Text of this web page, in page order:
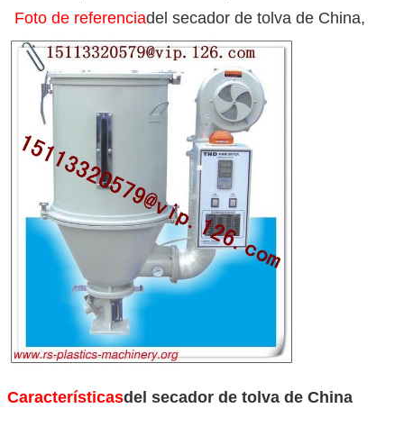
Foto de referenciadel secador de tolva de China,
Característicasdel secador de tolva de China